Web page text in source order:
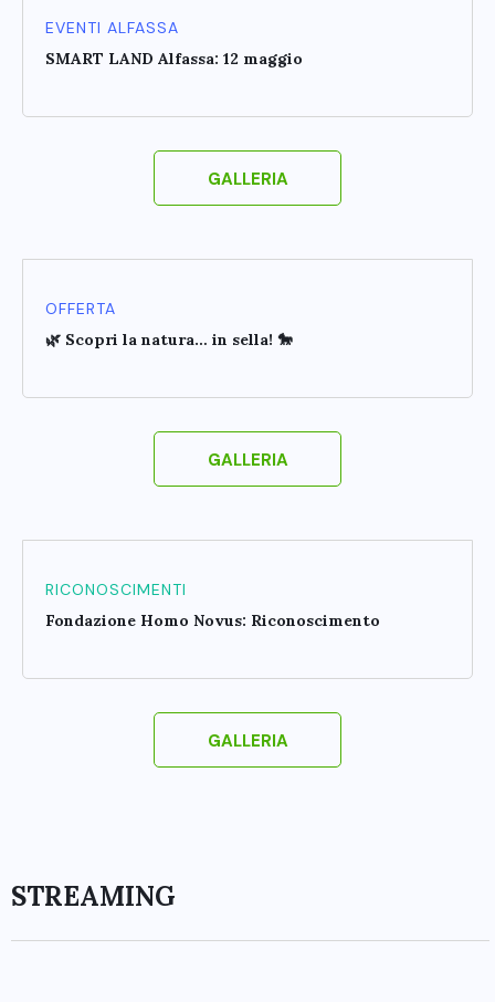
EVENTI ALFASSA
SMART LAND Alfassa: 12 maggio
GALLERIA
OFFERTA
🌿 Scopri la natura… in sella! 🐎
GALLERIA
RICONOSCIMENTI
Fondazione Homo Novus: Riconoscimento
GALLERIA
STREAMING